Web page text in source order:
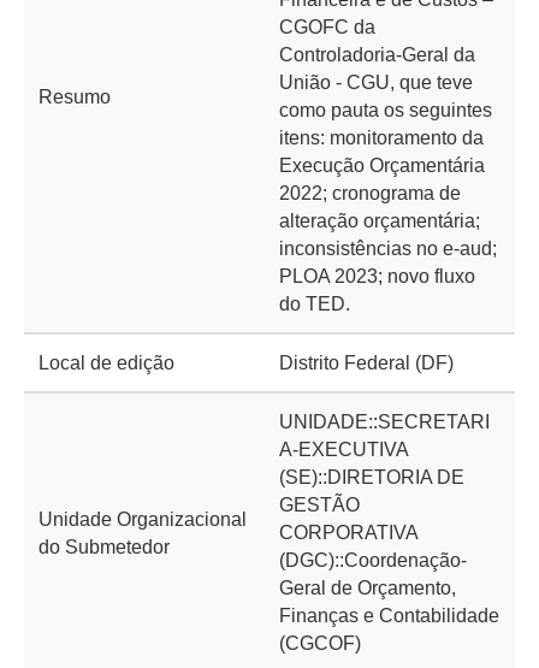
Resumo
CGOFC da
Controladoria-Geral da
União - CGU, que teve
como pauta os seguintes
itens: monitoramento da
Execução Orçamentária
2022; cronograma de
alteração orçamentária;
inconsistências no e-aud;
PLOA 2023; novo fluxo
do TED.
Local de edição Distrito Federal (DF)
Unidade Organizacional
do Submetedor
UNIDADE::SECRETARI
A-EXECUTIVA
(SE)::DIRETORIA DE
GESTÃO
CORPORATIVA
(DGC)::Coordenação-
Geral de Orçamento,
Finanças e Contabilidade
(CGCOF)